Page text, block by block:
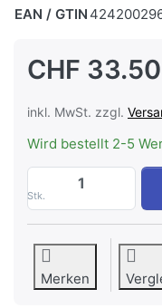
EAN / GTIN
CHF 33.50
inkl. MwSt. zzgl.
Wird bestellt 2-5
Stk.
Merken